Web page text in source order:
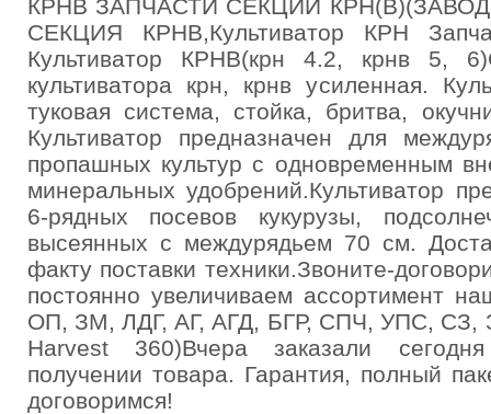
КРНВ ЗАПЧАСТИ СЕКЦИИ
СЕКЦИЯ КРНВ,Культиватор КРН
Культиватор КРНВ(крн 4.2, крнв 5,
культиватора крн, крнв усиленная.
туковая система, стойка, бритва,
Культиватор предназначен для
пропашных культур с одновременным
минеральных удобрений.Культиватор
6-рядных посевов кукурузы,
высеянных с междурядьем 70 см.
факту поставки техники.Звоните-
постоянно увеличиваем ассортимент
ОП, ЗМ, ЛДГ, АГ, АГД, БГР, СПЧ, УПС, СЗ,
Harvest 360)Вчера заказали
получении товара. Гарантия, полный
договоримся!